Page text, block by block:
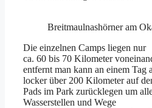
Breitmaulnashörner am
Die einzelnen Camps liegen nur
ca. 60 bis 70 Kilometer
entfernt man kann an einem Tag
locker über 200 Kilometer auf
Pads im Park zurücklegen um
Wasserstellen und Wege